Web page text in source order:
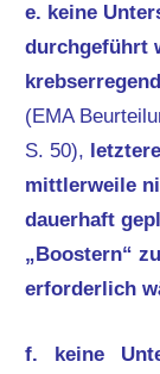
e. keine
durchgeführt
(EMA
S. 50),
mittlerweile
dauerhaft
„Boostern“
erforderlich
f. keine